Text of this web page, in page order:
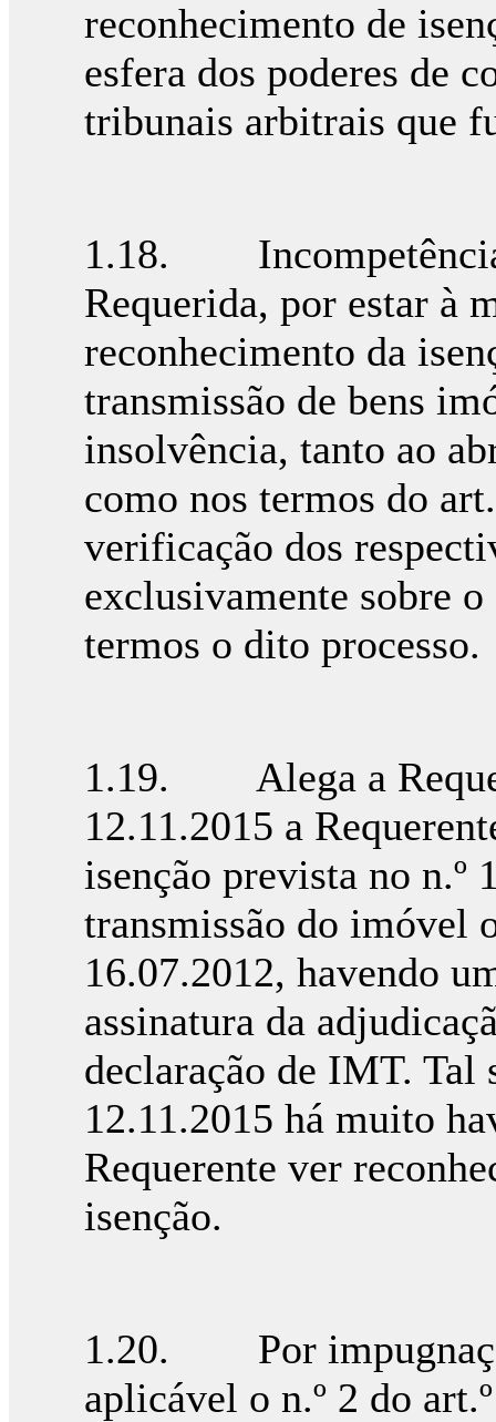
reconhecimento de
esfera dos poderes de
tribunais arbitrais que
1.18. Incompetência
Requerida, por estar à
reconhecimento da
transmissão de bens
insolvência, tanto ao
como nos termos do
verificação dos
exclusivamente sobre
termos o dito processo.
1.19. Alega a
12.11.2015 a
isenção prevista no n.º
transmissão do imóvel
16.07.2012, havendo
assinatura da
declaração de IMT.
12.11.2015 há muito
Requerente ver
isenção.
1.20. Por
aplicável o n.º 2 do